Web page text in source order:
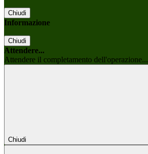
Chiudi
Informazione
Chiudi
Attendere...
Attendere il completamento dell'operazione...
Chiudi